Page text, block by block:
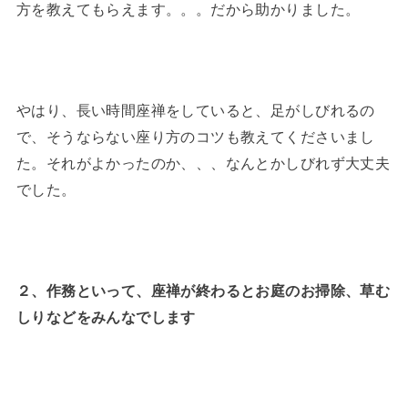
方を教えてもらえます。。。だから助かりました。
やはり、長い時間座禅をしていると、足がしびれるの
で、そうならない座り方のコツも教えてくださいまし
た。それがよかったのか、、、なんとかしびれず大丈夫
でした。
２、作務といって、座禅が終わるとお庭のお掃除、草む
しりなどをみんなでします